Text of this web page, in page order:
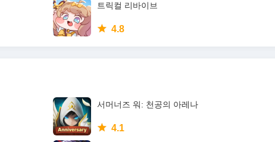
트릭컬 리바이브
4.8
서머너즈 워: 천공의 아레나
4.1